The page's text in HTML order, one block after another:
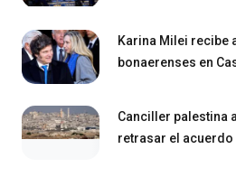
Karina Milei recibe
bonaerenses en
Canciller palestina
retrasar el acuerdo